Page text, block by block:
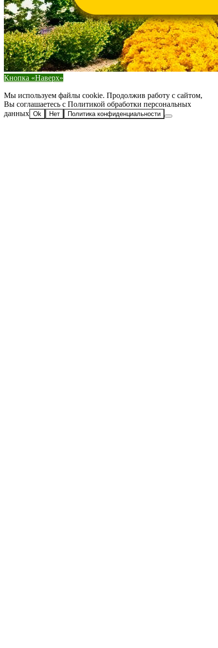
Кнопка «Наверх»
Мы используем файлы cookie. Продолжив работу с сайтом,
Вы соглашаетесь с Политикой обработки персональных
данных Ok Нет Политика конфиденциальности